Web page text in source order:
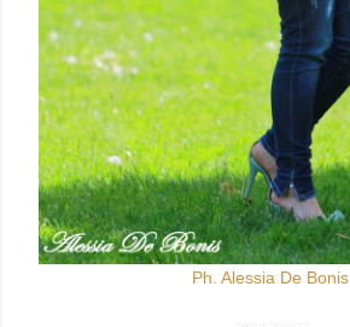
Ph. Alessia De Bonis